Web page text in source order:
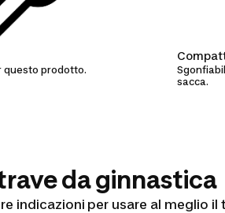
prodotto.
sacca.
da ginnastica
indicazioni per usare al meglio il